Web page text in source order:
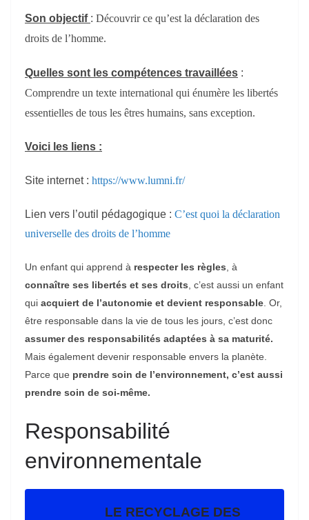
Son objectif : Découvrir ce qu’est la déclaration des
droits de l’homme.
Quelles sont l es compétences travaillées :
Comprendre un texte international qui énumère les libertés
essentielles de tous les êtres humains, sans exception.
Voici les liens :
Site internet : https://www.lumni.fr/
Lien vers l’outil pédagogique : C’est quoi la déclaration
universelle des droits de l’homme
Un enfant qui apprend à respecter les règles , à
connaître ses libertés et ses droits , c’est aussi un enfant
qui acquiert de l’autonomie et devient responsable . Or,
être responsable dans la vie de tous les jours, c’est donc
assumer des responsabilités adaptées à sa maturité.
Mais également devenir responsable envers la planète.
Parce que prendre soin de l’environnement, c’est aussi
prendre soin de soi-même.
Responsabilité
environnementale
LE RECYCLAGE DES